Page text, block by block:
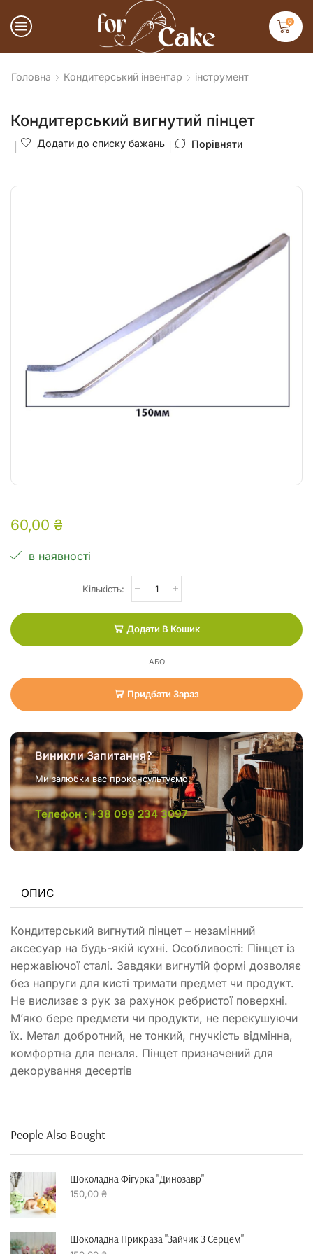
0
Головна Кондитерський інвентар інструмент
Кондитерський вигнутий пінцет
Додати до списку бажань Порівняти
60,00 ₴
в наявності
Додати В Кошик
АБО
Придбати Зараз
Виникли Запитання?
Ми залюбки вас проконсультуємо.
Телефон : +38 099 234 3097
ОПИС
Кондитерський вигнутий пінцет – незамінний
аксесуар на будь-якій кухні. Особливості: Пінцет із
нержавіючої сталі. Завдяки вигнутій формі дозволяє
без напруги для кисті тримати предмет чи продукт.
Не вислизає з рук за рахунок ребристої поверхні.
М’яко бере предмети чи продукти, не перекушуючи
їх. Метал добротний, не тонкий, гнучкість відмінна,
комфортна для пензля. Пінцет призначений для
декорування десертів
People Also Bought
Шоколадна Фігурка "динозавр"
150,00 ₴
Шоколадна Прикраза "зайчик З Серцем"